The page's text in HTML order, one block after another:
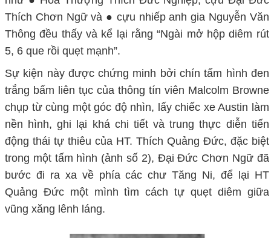
Thích Chơn Ngữ và ● cựu nhiếp anh gia Nguyễn Văn
Thông đều thấy và kể lại rằng “Ngài mở hộp diêm rút
5, 6 que rồi quẹt mạnh”.
Sự kiện này được chứng minh bởi chín tấm hình đen
trắng bấm liên tục của thông tín viên Malcolm Browne
chụp từ cùng một góc độ nhìn, lấy chiếc xe Austin làm
nền hình, ghi lại khá chi tiết và trung thực diễn tiến
động thái tự thiêu của HT. Thích Quảng Đức, đặc biệt
trong một tấm hình (ảnh số 2), Đại Đức Chơn Ngữ đã
bước đi ra xa về phía các chư Tăng Ni, để lại HT
Quảng Đức một mình tìm cách tự quẹt diêm giữa
vũng xăng lênh láng.